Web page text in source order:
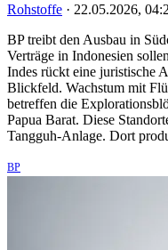
Rohstoffe · 22.05.2026,
BP treibt den Ausbau in
Verträge in Indonesien
Indes rückt eine juristische
Blickfeld. Wachstum mit
betreffen die
Papua Barat. Diese
Tangguh-Anlage. Dort
BP